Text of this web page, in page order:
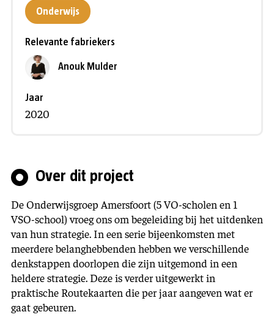
Onderwijs
Relevante fabriekers
Anouk Mulder
Jaar
2020
Over dit project
De Onderwijsgroep Amersfoort (5 VO-scholen en 1
VSO-school) vroeg ons om begeleiding bij het uitdenken
van hun strategie. In een serie bijeenkomsten met
meerdere belanghebbenden hebben we verschillende
denkstappen doorlopen die zijn uitgemond in een
heldere strategie. Deze is verder uitgewerkt in
praktische Routekaarten die per jaar aangeven wat er
gaat gebeuren.